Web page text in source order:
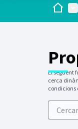
Inici
El següent
cerca
condicions